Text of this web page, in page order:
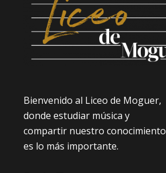
Bienvenido al Liceo de Moguer,
donde estudiar música y
compartir nuestro conocimiento
es lo más importante.